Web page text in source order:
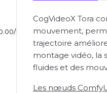
/hr
CogVideoX Tora
mouvement,
trajectoire
montage vidéo, la
fluides et des
Les nœuds